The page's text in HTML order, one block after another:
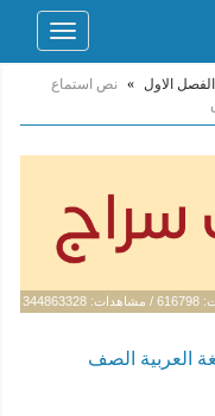
Toggle
الفصل الاول » نص استماع
درس إكسبو دبي 2020 اللغة العربية الصف